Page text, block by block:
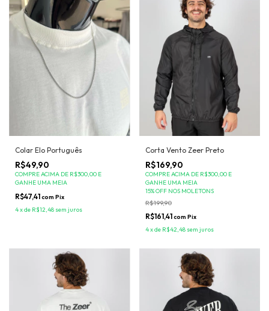
Colar Elo Português
R$49,90
COMPRE ACIMA DE R$300,00 E
GANHE UMA MEIA
R$47,41com Pix
4xde R$12,48 sem juros
Corta Vento Zeer Preto
R$169,90
COMPRE ACIMA DE R$300,00 E
GANHE UMA MEIA
15% OFF NOS MOLETONS
R$199,90
R$161,41com Pix
4xde R$42,48 sem juros